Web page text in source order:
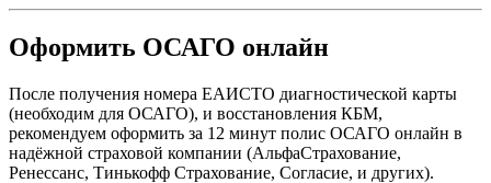
Оформить ОСАГО онлайн
После получения номера ЕАИСТО диагностической карты
(необходим для ОСАГО), и восстановления КБМ,
рекомендуем оформить за 12 минут полис ОСАГО онлайн в
надёжной страховой компании (АльфаСтрахование,
Ренессанс, Тинькофф Страхование, Согласие, и других).